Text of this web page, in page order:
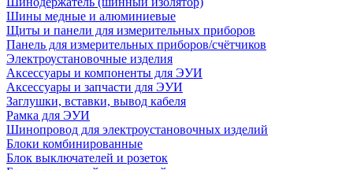
Шины медные и алюминиевые
Щиты и панели для измерительных приборов
Панель для измерительных приборов/счётчиков
Электроустановочные изделия
Аксессуары и компоненты для ЭУИ
Аксессуары и запчасти для ЭУИ
Заглушки, вставки, вывод кабеля
Рамка для ЭУИ
Шинопровод для электроустановочных изделий
Блоки комбинированные
Блок выключателей и розеток